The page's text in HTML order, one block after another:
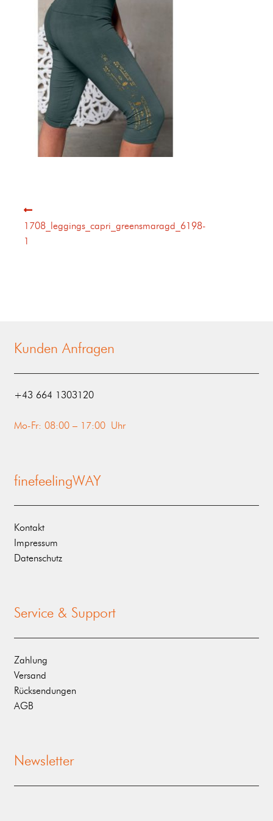
1708_leggings_capri_greensmaragd_6198-
1
Kunden Anfragen
‭+43 664 1303120‬
Mo-Fr: 08:00 – 17:00 Uhr
finefeelingWAY
Kontakt
Impressum
Datenschutz
Service & Support
Zahlung
Versand
Rücksendungen
AGB
Newsletter